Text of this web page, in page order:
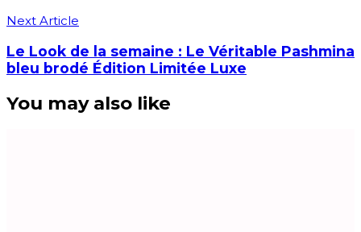
Next Article
Le Look de la semaine : Le Véritable Pashmina
bleu brodé Édition Limitée Luxe
You may also like